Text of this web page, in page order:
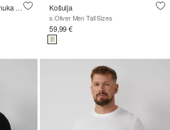
Chino hlače s udjelom pamuka i detaljem logotipa Košulja
s.Oliver Men Tall Sizes
59,99 €